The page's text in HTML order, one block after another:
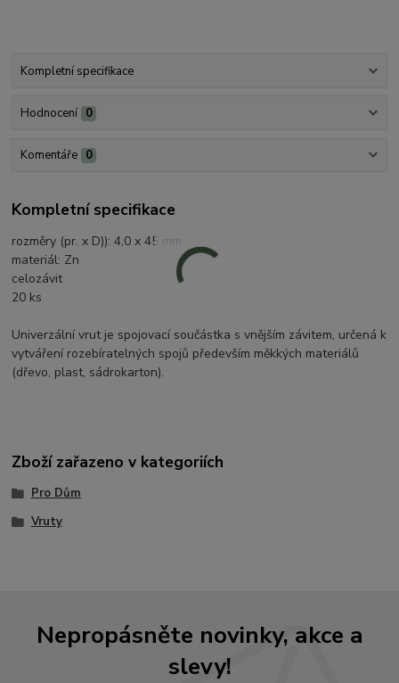
Kompletní specifikace
Hodnocení 0
Komentáře 0
Kompletní specifikace
rozměry (pr. x D)): 4,0 x 45 mm
materiál: Zn
celozávit
20 ks
Univerzální vrut je spojovací součástka s vnějším závitem, určená k
vytváření rozebíratelných spojů především měkkých materiálů
(dřevo, plast, sádrokarton).
Zboží zařazeno v kategoriích
Pro Dům
Vruty
Nepropásněte novinky, akce a
slevy!